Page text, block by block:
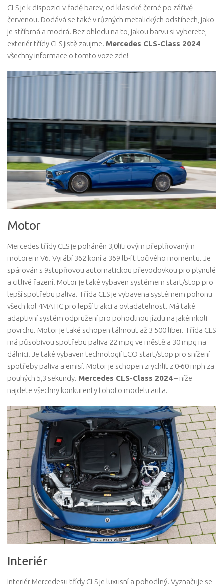
CLS je k dispozici v řadě barev, od klasické černé po zářivě
červenou. Dodává se také v různých metalických odstínech, jako
je stříbrná a modrá. Bez ohledu na to, jakou barvu si vyberete,
exteriér třídy CLS jistě zaujme. Mercedes CLS-Class 2024–
všechny informace o tomto voze zde!
Motor
Mercedes třídy CLS je poháněn 3,0litrovým přeplňovaným
motorem V6. Vyrábí 362 koní a 369 lb-ft točivého momentu. Je
spárován s 9stupňovou automatickou převodovkou pro plynulé
a citlivé řazení. Motor je také vybaven systémem start/stop pro
lepší spotřebu paliva. Třída CLS je vybavena systémem pohonu
všech kol 4MATIC pro lepší trakci a ovladatelnost. Má také
adaptivní systém odpružení pro pohodlnou jízdu na jakémkoli
povrchu. Motor je také schopen táhnout až 3 500 liber. Třída CLS
má působivou spotřebu paliva 22 mpg ve městě a 30 mpg na
dálnici. Je také vybaven technologií ECO start/stop pro snížení
spotřeby paliva a emisí. Motor je schopen zrychlit z 0-60 mph za
pouhých 5,3 sekundy. Mercedes CLS-Class 2024– níže
najdete všechny konkurenty tohoto modelu auta.
Interiér
Interiér Mercedesu třídy CLS je luxusní a pohodlný. Vyznačuje se